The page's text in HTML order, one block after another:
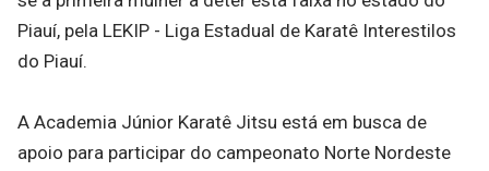
Piauí, pela LEKIP - Liga Estadual de Karatê Interestilos
do Piauí.
A Academia Júnior Karatê Jitsu está em busca de
apoio para participar do campeonato Norte Nordeste